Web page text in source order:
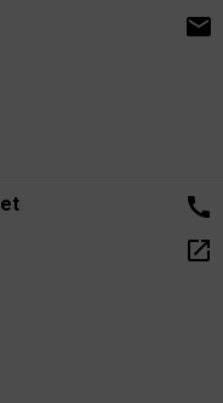
email
call
open_in_new